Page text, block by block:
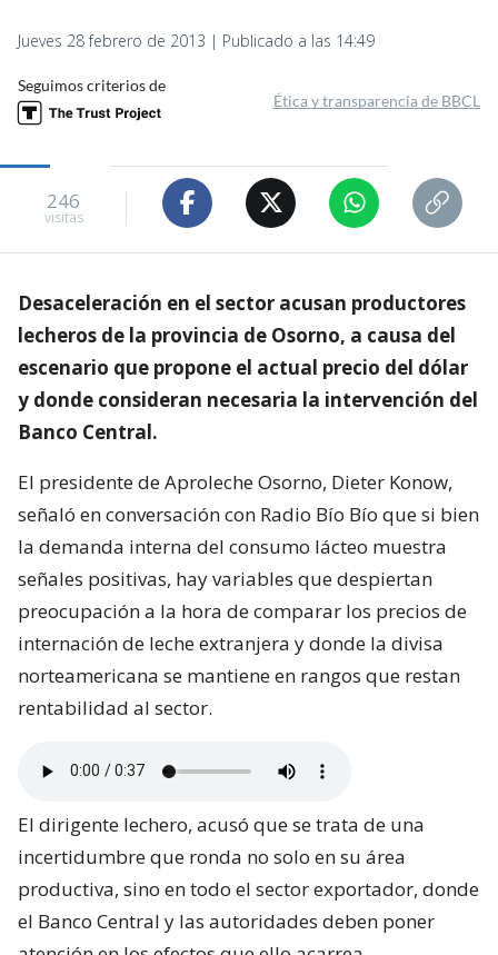
Jueves 28 febrero de 2013 | Publicado a las 14:49
Seguimos criterios de
Ética y transparencia de BBCL
246
visitas
Desaceleración en el sector acusan productores
lecheros de la provincia de Osorno, a causa del
escenario que propone el actual precio del dólar
y donde consideran necesaria la intervención del
Banco Central.
El presidente de Aproleche Osorno, Dieter Konow,
señaló en conversación con Radio Bío Bío que si bien
la demanda interna del consumo lácteo muestra
señales positivas, hay variables que despiertan
preocupación a la hora de comparar los precios de
internación de leche extranjera y donde la divisa
norteamericana se mantiene en rangos que restan
rentabilidad al sector.
El dirigente lechero, acusó que se trata de una
incertidumbre que ronda no solo en su área
productiva, sino en todo el sector exportador, donde
el Banco Central y las autoridades deben poner